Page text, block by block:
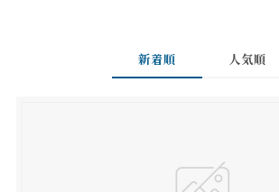
新着順 人気順